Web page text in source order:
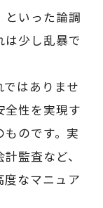
といった論調
は少し乱暴で
はありませ
全性を実現す
のです。実
監査など、
度なマニュア